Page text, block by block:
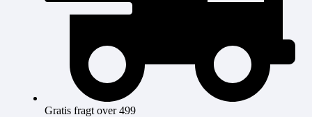
Gratis fragt over 499